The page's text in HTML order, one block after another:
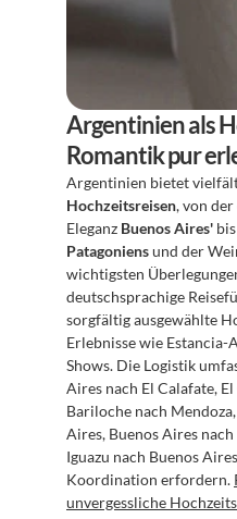
Argentinien als
Romantik pur
Hochzeitsreisen, von
Eleganz Buenos Aires'
Patagoniens und der
wichtigsten
deutschsprachige
sorgfältig ausgewählte
Erlebnisse wie Estancia-
Shows. Die Logistik
Aires nach El Calafate,
Bariloche nach
Aires, Buenos Aires
Iguazu nach Buenos
Koordination erfordern.
unvergessliche